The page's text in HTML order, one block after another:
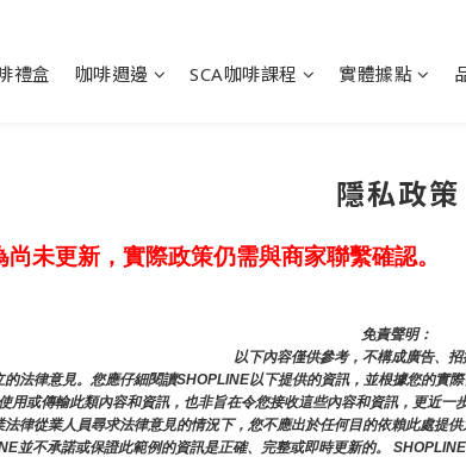
禮盒 咖啡週邊 SCA咖啡課程 實體據點
隱私政策
未更新，實際政策仍需與商家聯繫確認。
免責聲明：
以下內容僅供參考，不構成廣告、招
法律意見。您應仔細閱讀SHOPLINE以下提供的資訊，並根據您的實
用或傳輸此類內容和資訊，也非旨在令您接收這些內容和資訊，更近一
律從業人員尋求法律意見的情況下，您不應出於任何目的依賴此處提
並不承諾或保證此範例的資訊是正確、完整或即時更新的。